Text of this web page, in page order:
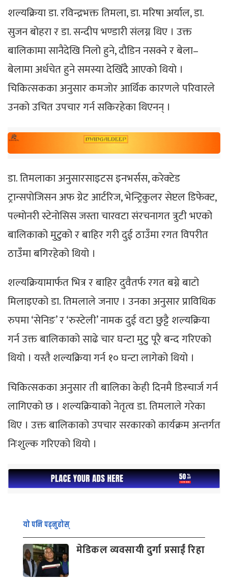
शल्यक्रिया डा. रविन्द्रभक्त तिमला, डा. मरिषा अर्याल, डा.
सुजन बोहरा र डा. सन्दीप भण्डारी संलग्न थिए । उक्त
बालिकामा सानैदेखि निलो हुने, दौडिन नसक्ने र बेला–
बेलामा अर्धचेत हुने समस्या देखिँदै आएको थियो ।
चिकित्सकका अनुसार कमजोर आर्थिक कारणले परिवारले
उनको उचित उपचार गर्न सकिरहेका थिएनन् ।
डा. तिमलाका अनुसारसाइटस इनभर्सस, करेक्टेड
ट्रान्सपोजिसन अफ ग्रेट आर्टरिज, भेन्ट्रिकुलर सेप्टल डिफेक्ट,
पल्मोनरी स्टेनोसिस जस्ता चारवटा संरचनागत त्रुटी भएको
बालिकाको मुटुको र बाहिर गरी दुई ठाउँमा रगत विपरीत
ठाउँमा बगिरहेको थियो ।
शल्यक्रियामार्फत भित्र र बाहिर दुवैतर्फ रगत बग्ने बाटो
मिलाइएको डा. तिमलाले जनाए । उनका अनुसार प्राविधिक
रुपमा ‘सेनिङ’ र ‘रुस्टेली’ नामक दुई वटा छुट्टै शल्यक्रिया
गर्न उक्त बालिकाको साढे चार घन्टा मुटु पूरै बन्द गरिएको
थियो । यस्तै शल्यक्रिया गर्न १० घन्टा लागेको थियो ।
चिकित्सकका अनुसार ती बालिका केही दिनमै डिस्चार्ज गर्न
लागिएको छ । शल्यक्रियाको नेतृत्व डा. तिमलाले गरेका
थिए । उक्त बालिकाको उपचार सरकारको कार्यक्रम अन्तर्गत
निःशुल्क गरिएको थियो ।
यो पनि पढ्नुहोस्
मेडिकल व्यवसायी दुर्गा प्रसाईं रिहा